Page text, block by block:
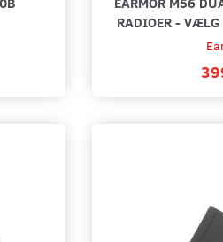
RADIOER - VÆLG